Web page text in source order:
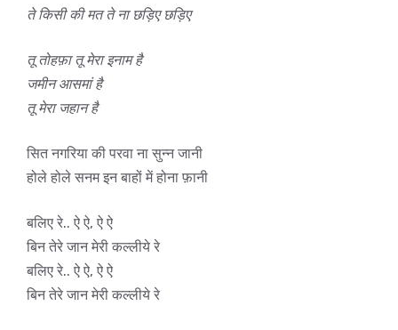
ते किसी की मत ते ना छड़िए छड़िए
तू तोहफ़ा तू मेरा इनाम है
जमीन आसमां है
तू मेरा जहान है
सित नगरिया की परवा ना सुन्न जानी
होले होले सनम इन बाहों में होना फ़ानी
बलिए रे.. ऐ ऐ, ऐ ऐ
बिन तेरे जान मेरी कल्लीये रे
बलिए रे.. ऐ ऐ, ऐ ऐ
बिन तेरे जान मेरी कल्लीये रे